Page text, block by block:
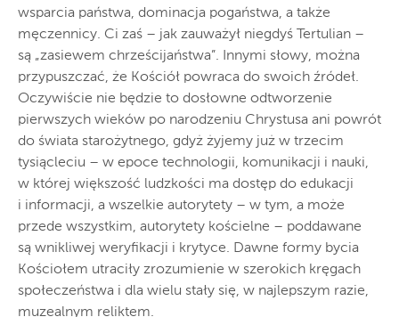
wsparcia państwa, dominacja pogaństwa, a także
męczennicy. Ci zaś – jak zauważył niegdyś Tertulian –
są „zasiewem chrześcijaństwa”. Innymi słowy, można
przypuszczać, że Kościół powraca do swoich źródeł.
Oczywiście nie będzie to dosłowne odtworzenie
pierwszych wieków po narodzeniu Chrystusa ani powrót
do świata starożytnego, gdyż żyjemy już w trzecim
tysiącleciu – w epoce technologii, komunikacji i nauki,
w której większość ludzkości ma dostęp do edukacji
i informacji, a wszelkie autorytety – w tym, a może
przede wszystkim, autorytety kościelne – poddawane
są wnikliwej weryfikacji i krytyce. Dawne formy bycia
Kościołem utraciły zrozumienie w szerokich kręgach
społeczeństwa i dla wielu stały się, w najlepszym razie,
muzealnym reliktem.